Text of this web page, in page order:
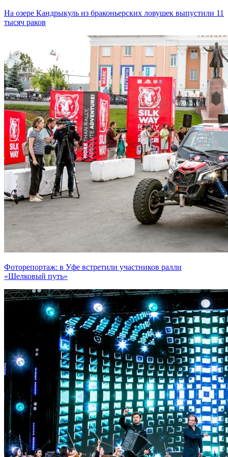
На озере Кандрыкуль из браконьерских ловушек выпустили 11
тысяч раков
Фоторепортаж: в Уфе встретили участников ралли
«Шелковый путь»